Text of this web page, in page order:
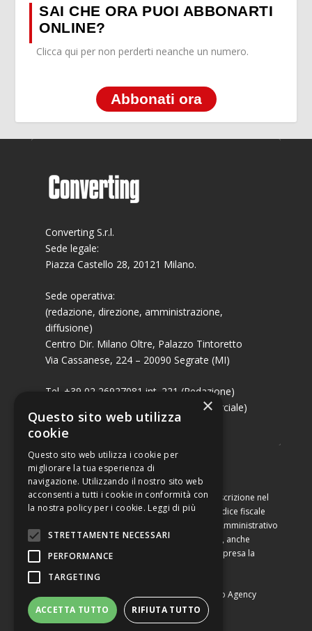
SAI CHE ORA PUOI ABBONARTI
ONLINE?
Clicca qui per non perderti neanche un numero.
Abbonati ora
Converting S.r.l.
Sede legale:
Piazza Castello 28, 20121 Milano.
Sede operativa:
(redazione, direzione, amministrazione,
diffusione)
Centro Dir. Milano Oltre, Palazzo Tintoretto
Via Cassanese, 224 – 20090 Segrate (MI)
Tel. +39 02 26927081 int. 221 (Redazione)
Tel. +39 02 26927081 int. 224 (Commerciale)
Fax +39 02 26951006
Capitale sociale di Euro 10.000,00 – Numero di iscrizione nel
Registro delle Imprese di Milano, partita Iva e codice fiscale
09460990964, iscritta al Repertorio Economico Amministrativo
di Milano al n. 2091710. È vietata la riproduzione, anche
parziale, dei contenuti con qualsiasi mezzo, compresa la
Copyright © Converting srl |Privacy Policy| Web Agency
×
Questo sito web utilizza
cookie
Questo sito web utilizza i cookie per
migliorare la tua esperienza di
navigazione. Utilizzando il nostro sito web
acconsenti a tutti i cookie in conformità con
la nostra policy per i cookie. Leggi di più
STRETTAMENTE NECESSARI
PERFORMANCE
TARGETING
ACCETTA TUTTO RIFIUTA TUTTO